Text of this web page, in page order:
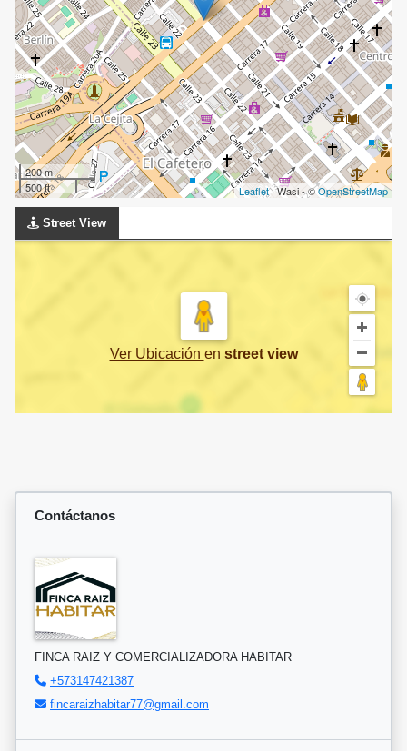
200 m
500 ft
Leaflet| Wasi - ©OpenStreetMap
Street View
Ver Ubicación en street view
Contáctanos
FINCA RAIZ Y COMERCIALIZADORA HABITAR
+573147421387
fincaraizhabitar77@gmail.com